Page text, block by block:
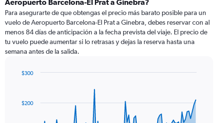
Aeropuerto Barcelona-El Prat a Ginebra?
Para asegurarte de que obtengas el precio más barato posible para un
vuelo de Aeropuerto Barcelona-El Prat a Ginebra, debes reservar con al
menos 84 días de anticipación a la fecha prevista del viaje. El precio de
tu vuelo puede aumentar si lo retrasas y dejas la reserva hasta una
semana antes de la salida.
data
$200
$300